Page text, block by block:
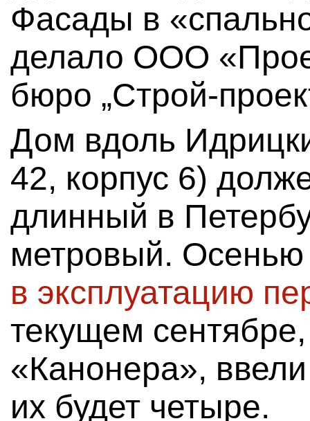
Фасады в
делало ООО
бюро „Строй-
Дом вдоль
42, корпус 6)
длинный в
метровый.
в эксплуатацию
текущем
«Канонера»,
их будет четыре.